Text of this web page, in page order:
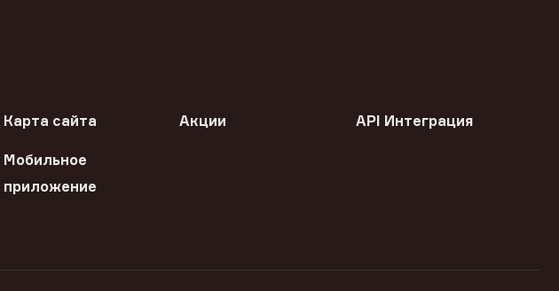
Карта сайта Акции API Интеграция
Мобильное
приложение